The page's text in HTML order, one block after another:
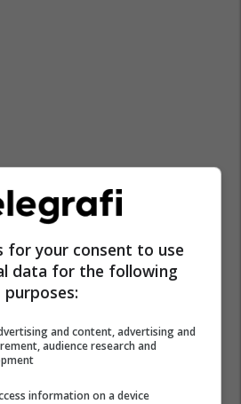
for your consent to use
data for the following
purposes:
and content, advertising and
audience research and
information on a device